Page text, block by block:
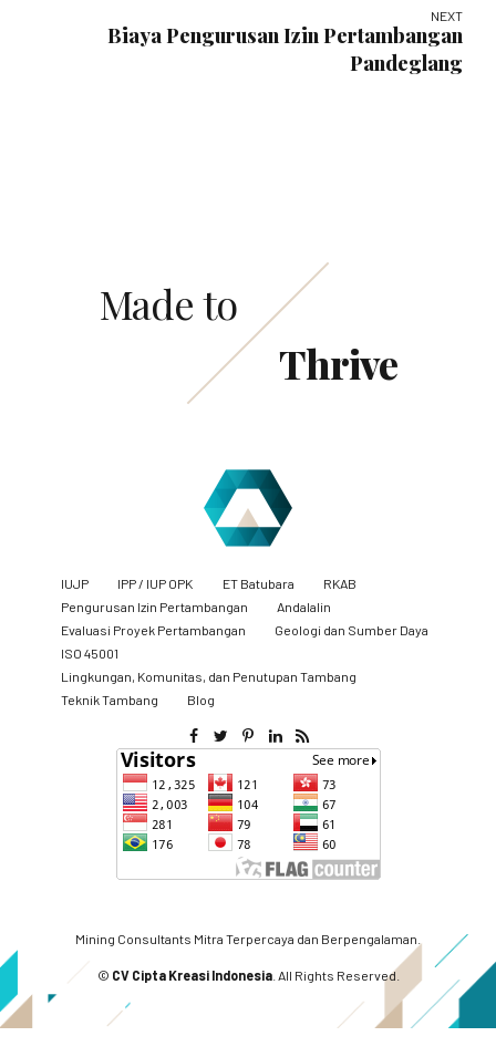
NEXT
Biaya Pengurusan Izin Pertambangan
Pandeglang
Made to
Thrive
IUJP IPP / IUP OPK ET Batubara
RKAB
Pengurusan Izin Pertambangan
Andalalin
Evaluasi Proyek Pertambangan
Geologi dan Sumber Daya
ISO 45001
Lingkungan, Komunitas, dan Penutupan Tambang
​Teknik Tambang
Blog
Mining Consultants Mitra Terpercaya dan Berpengalaman.
© CV Cipta Kreasi Indonesia. All Rights Reserved.